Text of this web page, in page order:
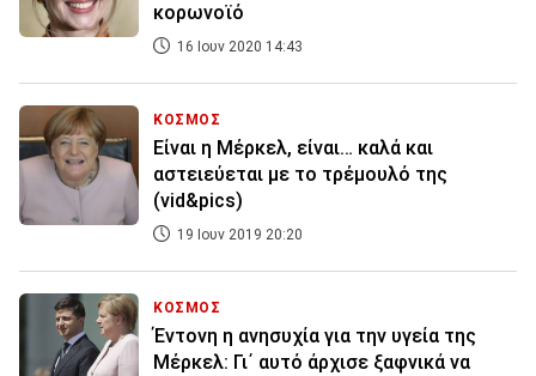
κορωνοϊό
16 Ιουν 2020 14:43
ΚΟΣΜΟΣ
Είναι η Μέρκελ, είναι… καλά και
αστειεύεται με το τρέμουλό της
(vid&pics)
19 Ιουν 2019 20:20
ΚΟΣΜΟΣ
Έντονη η ανησυχία για την υγεία της
Μέρκελ: Γι΄ αυτό άρχισε ξαφνικά να